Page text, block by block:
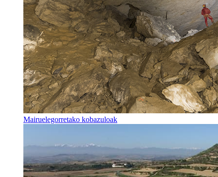
Mairuelegorretako kobazuloak